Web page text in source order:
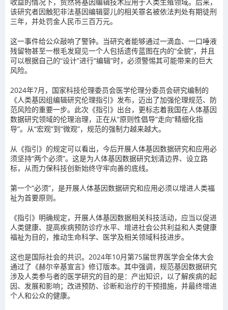
该研究者因触犯非法基因编辑婴儿的相关罪名被依法判处有期徒刑
三年，并处罚金人民币三百万元。
这一事件给公众敲响了警钟。当研究者能够通过一滴血、一口唾液
残留物甚至一根毛发窥见一个人包括遗传蓝图在内的“全貌”，并且
可以根据自己的“设计”进行“编辑”时，必须警惕其可能带来的巨大
风险。
2024年7月，国家科技伦理委员会医学伦理分委员会研究编制的
《人类基因组编辑研究伦理指引》发布，迈出了加强伦理规范、防
范风险的重要一步。此次《指引》出台，更标志着我国在人体基因
数据研究领域的伦理治理，正在从“原则性倡导”走向“精细化指
导”。从“宏观”到“微观”，规范的强制力越来越大。
从《指引》的规定可以看出，今后开展人体基因数据研究和应用必
须坚持“两个必须”。这是为人体基因数据研究划清边界、设立路
标，从而力保科技创新始终守牢向善的底线。
第一个“必须”，是开展人体基因数据研究和应用必须以增进人类福
祉为首要原则。
《指引》明确规定，开展人体基因数据相关科技活动，应当以促进
人类健康、提高疾病预防诊疗水平、增进社会公共利益和人类健康
福祉为目的，推动生命科学、医学及相关领域科技进步。
这也是国际社会的共识。2024年10月第75届世界医学会全体大会
通过了《赫尔辛基宣言》修订版本。其中强调，规范基因数据研究
涉及人类参与者的医学研究的目的是：产出知识，以了解疾病的起
因、发展和影响；改进预防、诊断和治疗的干预措施，并最终增进
个人和公众的健康。